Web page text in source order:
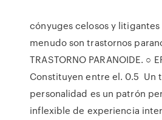
cónyuges celosos y litigantes
menudo son trastornos
TRASTORNO PARANOIDE. ○
Constituyen entre el. 0.5 Un
personalidad es un patrón
inflexible de experiencia